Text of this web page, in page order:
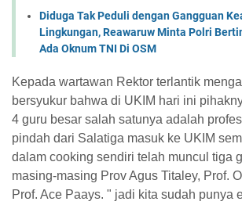
Diduga Tak Peduli dengan Gangguan
Lingkungan, Reawaruw Minta Polri
Ada Oknum TNI Di OSM
Kepada wartawan Rektor terlantik
bersyukur bahwa di UKIM hari ini
4 guru besar salah satunya adalah
pindah dari Salatiga masuk ke UKIM
dalam cooking sendiri telah muncul tiga
masing-masing Prov Agus Titaley, Prof.
Prof. Ace Paays. " jadi kita sudah punya